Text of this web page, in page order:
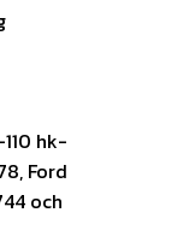
hk-
Ford
och